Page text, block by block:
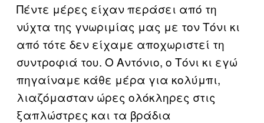
Πέντε μέρες είχαν περάσει από τη
νύχτα της γνωριμίας μας με τον Τόνι κι
από τότε δεν είχαμε αποχωριστεί τη
συντροφιά του. Ο Αντόνιο, ο Τόνι κι εγώ
πηγαίναμε κάθε μέρα για κολύμπι,
λιαζόμασταν ώρες ολόκληρες στις
ξαπλώστρες και τα βράδια